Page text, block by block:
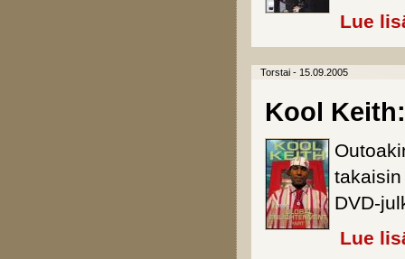
Lue
Torstai - 15.09.2005
Kool
DVD-
Lue